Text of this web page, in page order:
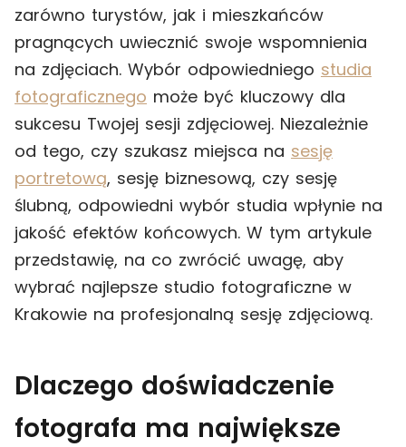
zarówno turystów, jak i mieszkańców
pragnących uwiecznić swoje wspomnienia
na zdjęciach. Wybór odpowiedniego studia
fotograficznego może być kluczowy dla
sukcesu Twojej sesji zdjęciowej. Niezależnie
od tego, czy szukasz miejsca na sesję
portretową, sesję biznesową, czy sesję
ślubną, odpowiedni wybór studia wpłynie na
jakość efektów końcowych. W tym artykule
przedstawię, na co zwrócić uwagę, aby
wybrać najlepsze studio fotograficzne w
Krakowie na profesjonalną sesję zdjęciową.
Dlaczego doświadczenie
fotografa ma największe